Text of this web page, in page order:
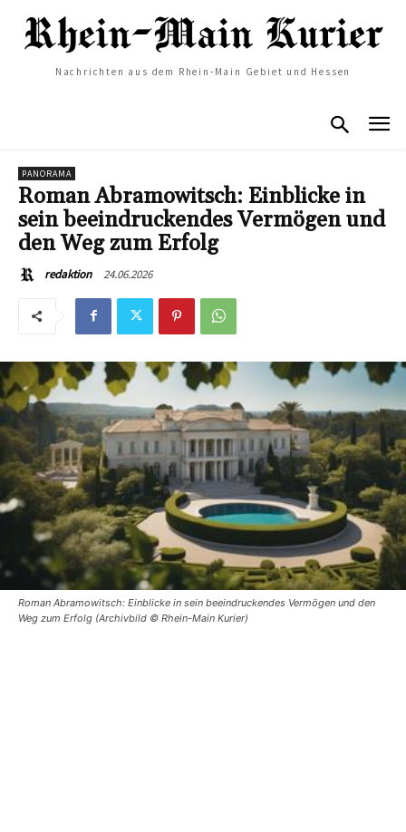
Nachrichten aus dem Rhein-Main Gebiet und Hessen
PANORAMA
Roman Abramowitsch: Einblicke in
sein beeindruckendes Vermögen und
den Weg zum Erfolg
redaktion 24.06.2026
Roman Abramowitsch: Einblicke in sein beeindruckendes Vermögen und den
Weg zum Erfolg (Archivbild © Rhein-Main Kurier)